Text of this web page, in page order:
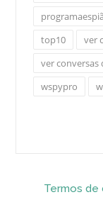
top10
ver
ver conversas
wspypro
Termos de